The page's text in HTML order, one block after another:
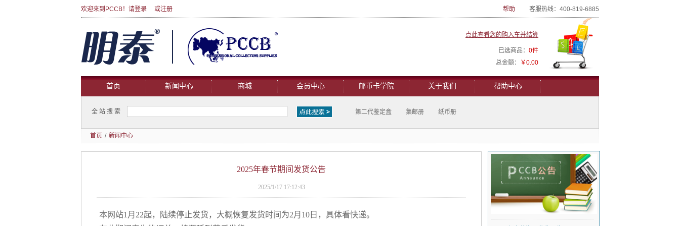
欢迎来到PCCB！请登录 或注册 帮助 客服热线：400-819-6885
点此查看您的购入车并结算
已选商品： 0件
总金额：
￥0.00
首页 新闻中心 商城 会员中心 邮币卡学院 关于我们 帮助中心
全站搜索 第二代鉴定盒 集邮册 纸币册
首页 / 新闻中心
2025年春节期间发货公告
2025/1/17 17:12:43
本网站1月22起，陆续停止发货，大概恢复发货时间为2月10日，具体看快递。